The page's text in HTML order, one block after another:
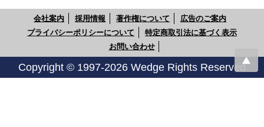
会社案内 採用情報 著作権について
広告のご案内
プライバシーポリシーについて
特定商取引法に基づく表示
お問い合わせ
Copyright © 1997-2026 Wedge Rights Reserved